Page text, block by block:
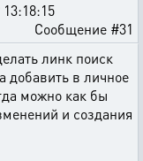
13:18:15
Сообщение #31
линк поиск
добавить в личное
можно как бы
и создания